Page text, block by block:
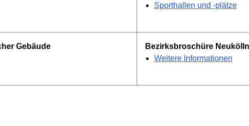
Sporthallen und -plätze
Gebäude
Bezirksbroschüre Neukölln
Weitere Informationen